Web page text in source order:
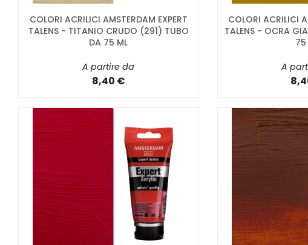
COLORI ACRILICI AMSTERDAM EXPERT
TALENS - TITANIO CRUDO (291) TUBO
DA 75 ML
A partire da
8,40 €
COLORI ACRILICI
TALENS - OCRA
75
A